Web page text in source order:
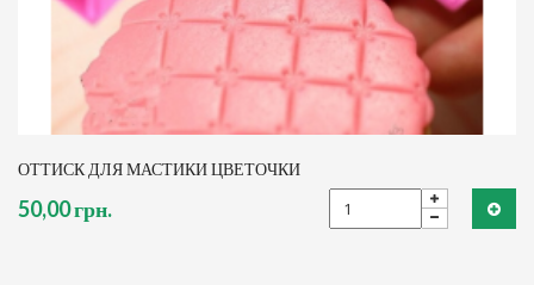
ОТТИСК ДЛЯ МАСТИКИ ЦВЕТОЧКИ
50,00 грн.